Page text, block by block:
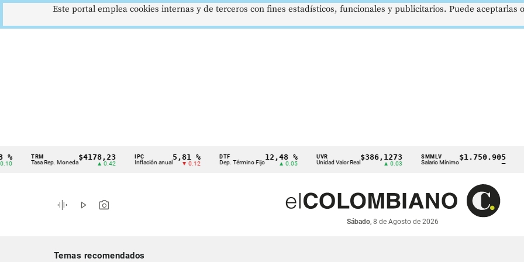
Cintillo
indicadores
económicos
TRM
Tasa Rep. Moneda
$4178,23
▲ 0.42
IPC
Inflación anual
5,81 %
▼ 0.12
DTF
Dep. Término Fijo
12,48 %
▲ 0.05
UVR
Unidad Valor Real
$386,1273
▲ 0.03
SMMLV
Salario Mínimo
$1.750.905 BRENT
Petróleo
graphic_eq play_arrow photo_camera
Sábado, 8 de Agosto de 2026
Temas recomendados
Este portal emplea cookies internas y de terceros con fines estadísticos, funcionales y publicitarios. Puede aceptarlas